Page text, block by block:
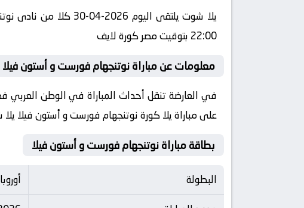
يلا شوت يلتقى
22:00 بتوقيت مصر كورة لايف
معلومات عن مباراة نوتنجهام فورست و أستون فيلا 2026-04-30 يلا لايف
على مباراة يلا كورة نوتنجهام فورست و أستون فيلا
بطاقة مباراة نوتنجهام فورست و أستون فيلا
البطولة